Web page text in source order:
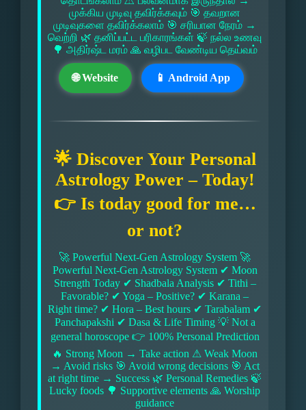
முக்கிய முடிவு தவிர்க்கவும் 🎯 தவறான
முடிவுகளை தவிர்க்கலாம் 🎯 சரியான நேரம் →
வெற்றி 🌿 தனிப்பட்ட பரிகாரங்கள் 🍃 நல்ல உணவு
🌳 அதிர்ஷ்ட மரம் 🙏 வழிபட வேண்டிய தெய்வம்
🌐 Website 📱 Android App
🌟 Discover Your Personal
Astrology Power – Today!
👉 Is today good for me…
or not?
🚀 Powerful Next-Gen Astrology System 🚀
Powerful Next-Gen Astrology System ✔ Moon
Strength Today ✔ Shadbala Analysis ✔ Tithi –
Favorable? ✔ Yoga – Positive? ✔ Karana –
Right time? ✔ Hora – Best hours ✔ Tarabalam ✔
Panchapakshi ✔ Dasa & Life Timing 💡 Not a
general horoscope 👉 100% Personal Prediction
🔥 Strong Moon → Take action ⚠ Weak Moon
→ Avoid risks 🎯 Avoid wrong decisions 🎯 Act
at right time → Success 🌿 Personal Remedies 🍃
Lucky foods 🌳 Supportive elements 🙏 Worship
guidance